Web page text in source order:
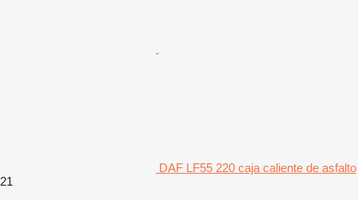
DAF LF55 220 caja caliente de asfalto
21